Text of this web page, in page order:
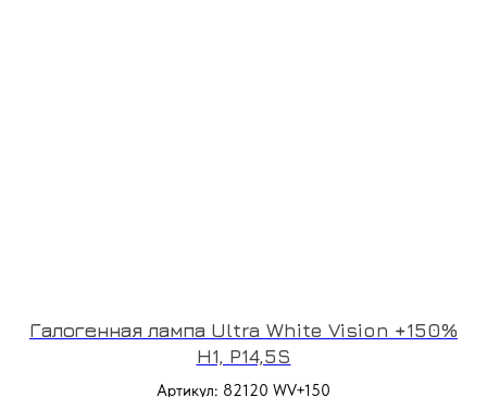
Галогенная лампа Ultra White Vision +150%
H1, P14,5S
Артикул: 82120 WV+150